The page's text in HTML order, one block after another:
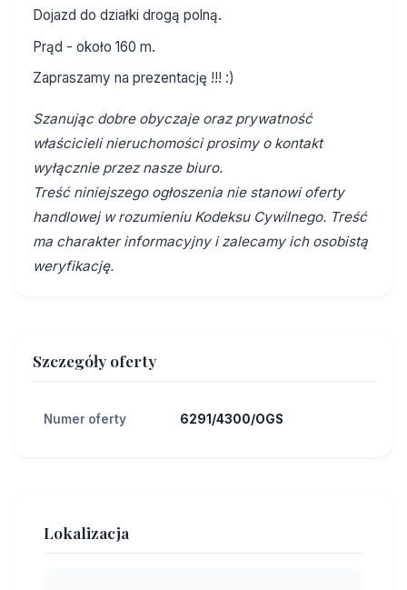
Dojazd do działki drogą polną.
Prąd - około 160 m.
Zapraszamy na prezentację !!! :)
Szanując dobre obyczaje oraz prywatność
właścicieli nieruchomości prosimy o kontakt
wyłącznie przez nasze biuro.
Treść niniejszego ogłoszenia nie stanowi oferty
handlowej w rozumieniu Kodeksu Cywilnego. Treść
ma charakter informacyjny i zalecamy ich osobistą
weryfikację.
Szczegóły oferty
Numer oferty 6291/4300/OGS
Lokalizacja